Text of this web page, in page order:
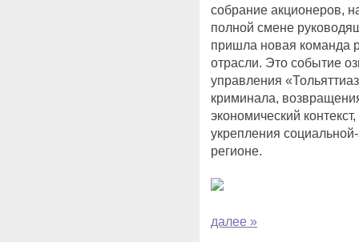
собрание акционеров,
полной смене
пришла новая команда
отрасли. Это событие
управления
криминала,
экономический
укрепления
регионе.
далее »